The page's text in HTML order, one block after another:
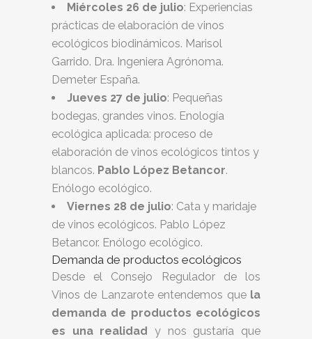
Miércoles 26 de julio: Experiencias
prácticas de elaboración de vinos
ecológicos biodinámicos. Marisol
Garrido. Dra. Ingeniera Agrónoma.
Demeter España.
Jueves 27 de julio: Pequeñas
bodegas, grandes vinos. Enología
ecológica aplicada: proceso de
elaboración de vinos ecológicos tintos y
blancos. Pablo López Betancor.
Enólogo ecológico.
Viernes 28 de julio: Cata y maridaje
de vinos ecológicos. Pablo López
Betancor. Enólogo ecológico.
Demanda de productos ecológicos
Desde el Consejo Regulador de los
Vinos de Lanzarote entendemos quela
demanda de productos ecológicos
es una realidad
y nos gustaría que